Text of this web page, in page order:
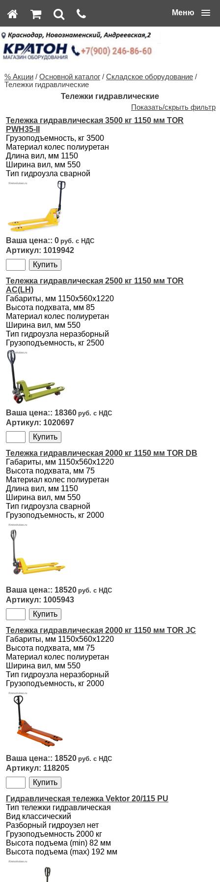
Меню
% Акции/ Основной каталог/ Складское оборудование/
Тележки гидравлические
Тележки гидравлические
Показать/скрыть фильтр
Тележка гидравлическая 3500 кг 1150 мм TOR
PWH35-II
Грузоподъемность, кг 3500
Материал колес полиуретан
Длина вил, мм 1150
Ширина вил, мм 550
Тип гидроузла сварной
0
1019942
Тележка гидравлическая 2500 кг 1150 мм TOR
AC(LH)
Габариты, мм 1150х560х1220
Высота подхвата, мм 85
Материал колес полиуретан
Ширина вил, мм 550
Тип гидроузла неразборный
Грузоподъемность, кг 2500
18360
1020697
Тележка гидравлическая 2000 кг 1150 мм TOR DB
Габариты, мм 1150х560х1220
Высота подхвата, мм 75
Материал колес полиуретан
Длина вил, мм 1150
Ширина вил, мм 550
Тип гидроузла сварной
Грузоподъемность, кг 2000
18520
1005943
Тележка гидравлическая 2000 кг 1150 мм TOR JC
Габариты, мм 1150х560х1220
Высота подхвата, мм 75
Материал колес полиуретан
Ширина вил, мм 550
Тип гидроузла неразборный
Грузоподъемность, кг 2000
18520
118205
Гидрaвлическая тележка Vektor 20/115 PU
Тип тележки гидравлическая
Вид классический
Разборный гидроузел нет
Грузоподъемность 2000 кг
Высота подъема (min) 82 мм
Высота подъема (max) 192 мм